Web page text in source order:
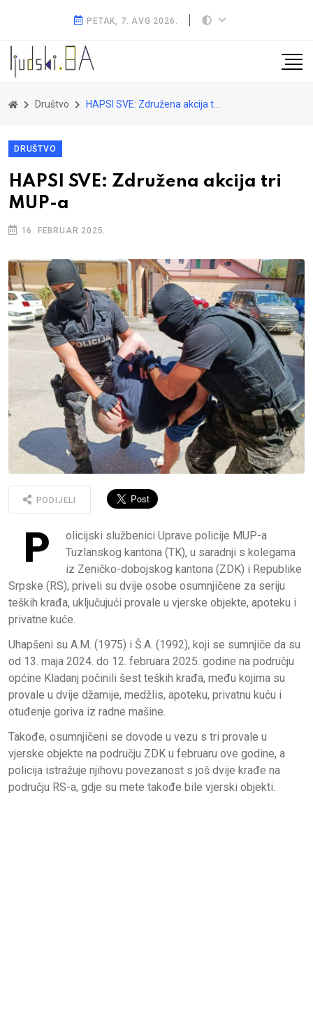
PETAK, 7. AVG 2026.
Društvo HAPSI SVE: Združena akcija tri MUP-a
DRUŠTVO
HAPSI SVE: Združena akcija tri
MUP-a
16. FEBRUAR 2025.
PODIJELI
P
olicijski službenici Uprave policije MUP-a
Tuzlanskog kantona (TK), u saradnji s kolegama
iz Zeničko-dobojskog kantona (ZDK) i Republike
Srpske (RS), priveli su dvije osobe osumnjičene za seriju
teških krađa, uključujući provale u vjerske objekte, apoteku i
privatne kuće.
Uhapšeni su A.M. (1975) i Š.A. (1992), koji se sumnjiče da su
od 13. maja 2024. do 12. februara 2025. godine na području
općine Kladanj počinili šest teških krađa, među kojima su
provale u dvije džamije, medžlis, apoteku, privatnu kuću i
otuđenje goriva iz radne mašine.
Takođe, osumnjičeni se dovode u vezu s tri provale u
vjerske objekte na području ZDK u februaru ove godine, a
policija istražuje njihovu povezanost s još dvije krađe na
području RS-a, gdje su mete takođe bile vjerski objekti.